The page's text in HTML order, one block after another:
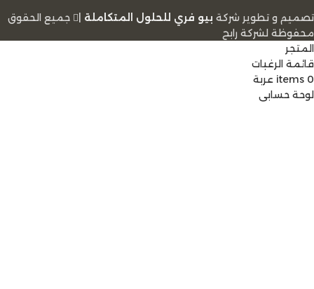
تصميم و تطوير شركة بيو فري للحلول المتكاملة
ﺟﻤﻴﻊ اﻟﺤﻘﻮق
ﻣﺤﻔﻮﻇﺔ لشرﻛﺔ رابح
المتجر
قائمة الرغبات
0
items عربة
لوحة حسابي